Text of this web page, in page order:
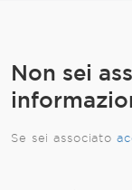
Non sei
Se sei associato